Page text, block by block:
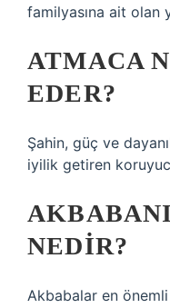
familyasına ait olan
ATMACA
EDER?
Şahin, güç ve
iyilik getiren
NEDIR?
Akbabalar en